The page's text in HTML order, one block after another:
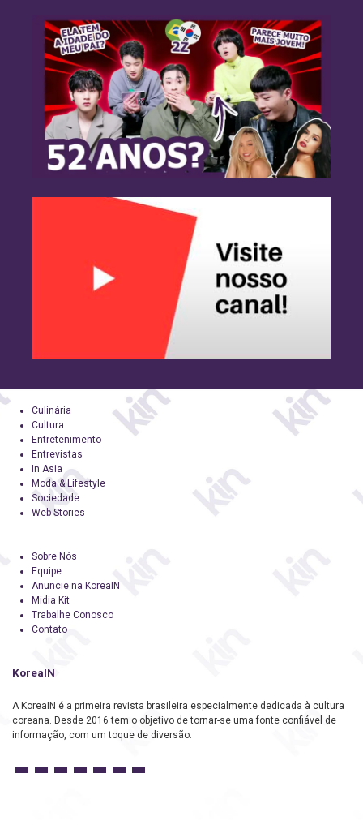
Culinária
Cultura
Entretenimento
Entrevistas
In Asia
Moda & Lifestyle
Sociedade
Web Stories
Sobre Nós
Equipe
Anuncie na KoreaIN
Midia Kit
Trabalhe Conosco
Contato
KoreaIN
A KoreaIN é a primeira revista brasileira especialmente dedicada à cultura
coreana. Desde 2016 tem o objetivo de tornar-se uma fonte confiável de
informação, com um toque de diversão.